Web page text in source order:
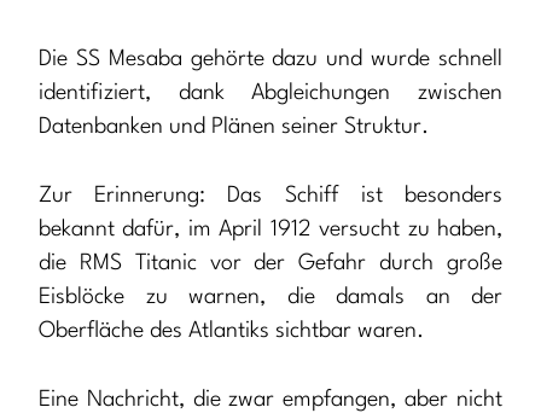
Die SS Mesaba gehörte dazu und wurde schnell
identifiziert, dank Abgleichungen zwischen
Datenbanken und Plänen seiner Struktur.
Zur Erinnerung: Das Schiff ist besonders
bekannt dafür, im April 1912 versucht zu haben,
die RMS Titanic vor der Gefahr durch große
Eisblöcke zu warnen, die damals an der
Oberfläche des Atlantiks sichtbar waren.
Eine Nachricht, die zwar empfangen, aber nicht